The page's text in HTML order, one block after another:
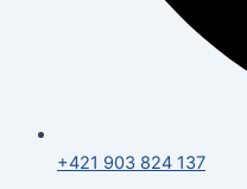
+421 903 824 137